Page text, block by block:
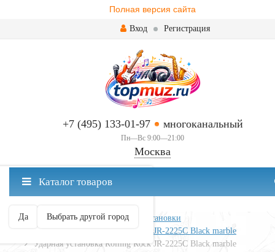
Полная версия сайта
Вход Регистрация
+7 (495) 133-01-97 многоканальный
Пн—Вс 9:00—21:00
Москва
Москва ваш город?
Да Выбрать другой город
Каталог товаров
Главная Ударные
Ударные установки
Ударная установка Rolling Rock JR-2225C Black marble
Ударная установка Rolling Rock JR-2225C Black marble